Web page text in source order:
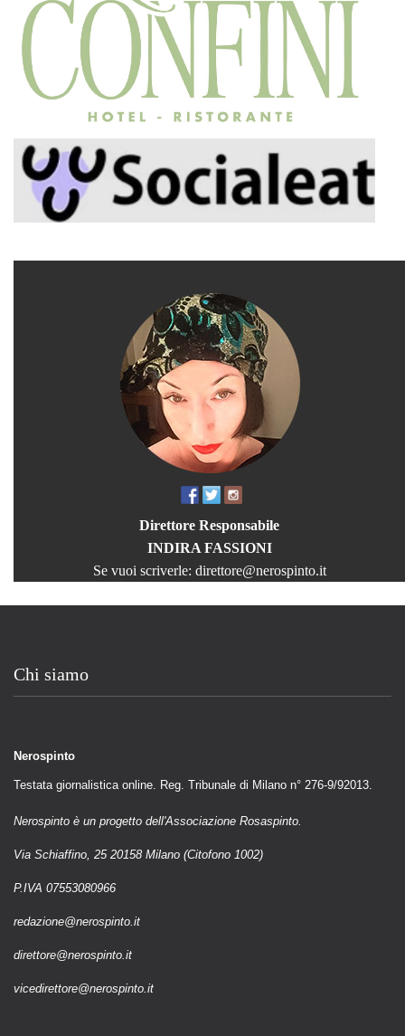
Direttore Responsabile
INDIRA FASSIONI
Se vuoi scriverle: direttore@nerospinto.it
Chi siamo
Nerospinto
Testata giornalistica online. Reg. Tribunale di Milano n° 276-9/92013.
Nerospinto è un progetto dell'Associazione Rosaspinto.
Via Schiaffino, 25 20158 Milano (Citofono 1002)
P.IVA 07553080966
redazione@nerospinto.it
direttore@nerospinto.it
vicedirettore@nerospinto.it